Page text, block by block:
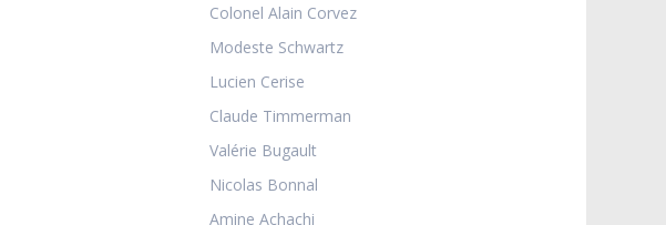
Colonel Alain Corvez
Modeste Schwartz
Lucien Cerise
Claude Timmerman
Valérie Bugault
Nicolas Bonnal
Amine Achachi